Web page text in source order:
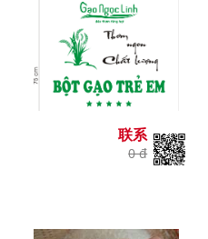
联系
0 đ